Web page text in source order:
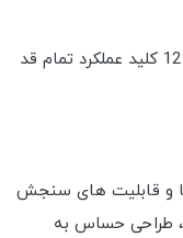
78 کلید (ایالات متحده) یا 79 (ISO) شامل 12 کلید عملکرد تمام قد
و قابلیت های سنجش
طراحی حساس به